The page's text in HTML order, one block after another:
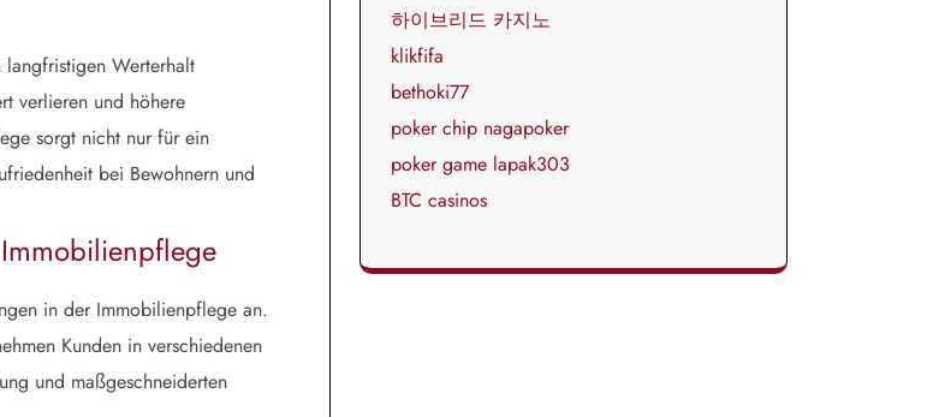
Werterhalt
verlieren und höhere
sorgt nicht nur für ein
bei Bewohnern und
in der Immobilienpflege an.
Kunden in verschiedenen
und maßgeschneiderten
하이브리드 카지노
klikfifa
bethoki77
poker chip nagapoker
poker game lapak303
BTC casinos